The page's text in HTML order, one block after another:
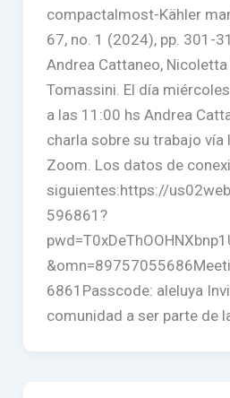
compactalmost-Kähler
67, no. 1 (2024), pp. 301-
Andrea Cattaneo,
Tomassini. El día
a las 11:00 hs Andrea
charla sobre su trabajo
Zoom. Los datos de
siguientes:https://
596861?
6861Passcode: aleluya
comunidad a ser parte de